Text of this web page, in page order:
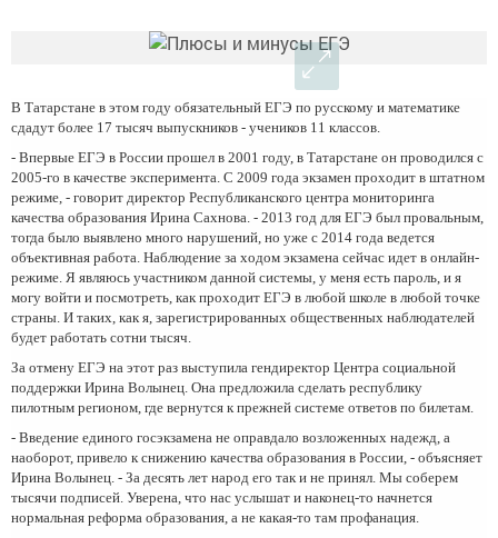
В Татарстане в этом году обязательный ЕГЭ по русскому и математике
сдадут более 17 тысяч выпускников - учеников 11 классов.
- Впервые ЕГЭ в России прошел в 2001 году, в Татарстане он проводился с
2005-го в качестве эксперимента. С 2009 года экзамен проходит в штатном
режиме, - говорит директор Республиканского центра мониторинга
качества образования Ирина Сахнова. - 2013 год для ЕГЭ был провальным,
тогда было выявлено много нарушений, но уже с 2014 года ведется
объективная работа. Наблюдение за ходом экзамена сейчас идет в онлайн-
режиме. Я являюсь участником данной системы, у меня есть пароль, и я
могу войти и посмотреть, как проходит ЕГЭ в любой школе в любой точке
страны. И таких, как я, зарегистрированных общественных наблюдателей
будет работать сотни тысяч.
За отмену ЕГЭ на этот раз выступила гендиректор Центра социальной
поддержки Ирина Волынец. Она предложила сделать республику
пилотным регионом, где вернутся к прежней системе ответов по билетам.
- Введение единого госэкзамена не оправдало возложенных надежд, а
наоборот, привело к снижению качества образования в России, - объясняет
Ирина Волынец. - За десять лет народ его так и не принял. Мы соберем
тысячи подписей. Уверена, что нас услышат и наконец-то начнется
нормальная реформа образования, а не какая-то там профанация.